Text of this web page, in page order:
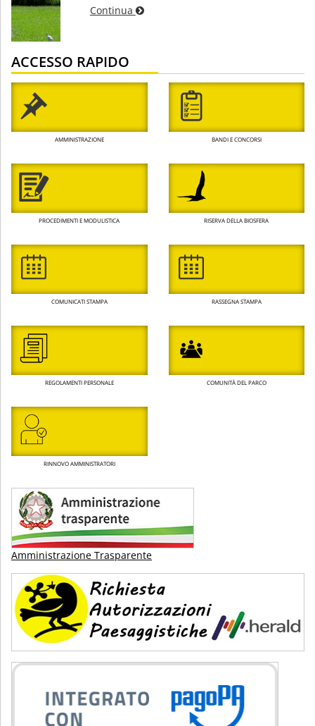
Continua
ACCESSO RAPIDO
AMMINISTRAZIONE BANDI E CONCORSI
PROCEDIMENTI E MODULISTICA RISERVA DELLA BIOSFERA
COMUNICATI STAMPA RASSEGNA STAMPA
REGOLAMENTI PERSONALE COMUNITÀ DEL PARCO
RINNOVO AMMINISTRATORI
Amministrazione Trasparente